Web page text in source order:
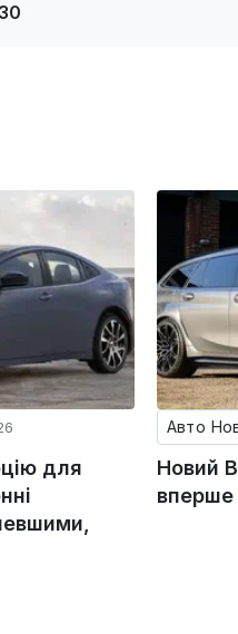
для
Авто
Новий
вперше